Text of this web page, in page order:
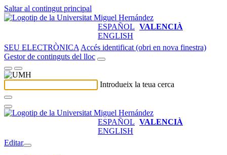
Saltar al contingut principal
ESPAÑOL VALENCIÀ
ENGLISH
SEU ELECTRÒNICA Accés identificat (obri en nova finestra)
Gestor de continguts del lloc
Introdueix la teua cerca
ESPAÑOL VALENCIÀ
ENGLISH
Editar